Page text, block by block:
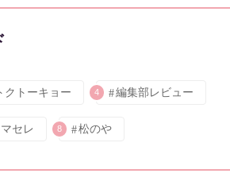
クトーキョー 4 編集部レビュー
セレ 8 松のや